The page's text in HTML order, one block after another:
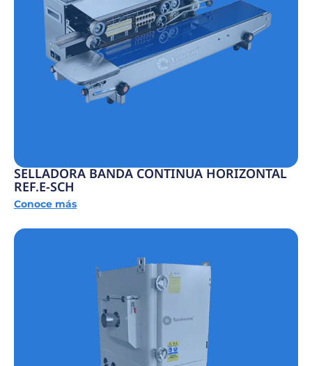
SELLADORA BANDA CONTINUA HORIZONTAL
REF.E-SCH
Conoce más